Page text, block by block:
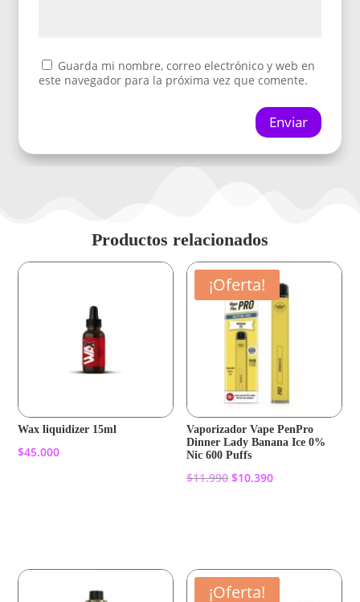
Guarda mi nombre, correo electrónico y web en
este navegador para la próxima vez que comente.
Enviar
Productos relacionados
Wax liquidizer 15ml
$45.000
¡Oferta!
Vaporizador Vape PenPro
Dinner Lady Banana Ice 0%
Nic 600 Puffs
$11.990 El
$10.390El
¡Oferta!